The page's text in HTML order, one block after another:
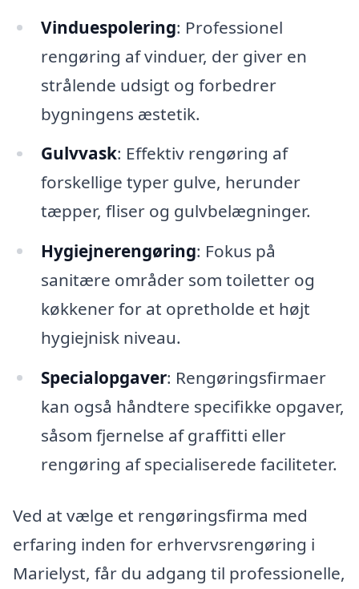
Vinduespolering: Professionel
rengøring af vinduer, der giver en
strålende udsigt og forbedrer
bygningens æstetik.
Gulvvask: Effektiv rengøring af
forskellige typer gulve, herunder
tæpper, fliser og gulvbelægninger.
Hygiejnerengøring: Fokus på
sanitære områder som toiletter og
køkkener for at opretholde et højt
hygiejnisk niveau.
Specialopgaver: Rengøringsfirmaer
kan også håndtere specifikke opgaver,
såsom fjernelse af graffitti eller
rengøring af specialiserede faciliteter.
Ved at vælge et rengøringsfirma med
erfaring inden for erhvervsrengøring i
Marielyst, får du adgang til professionelle,